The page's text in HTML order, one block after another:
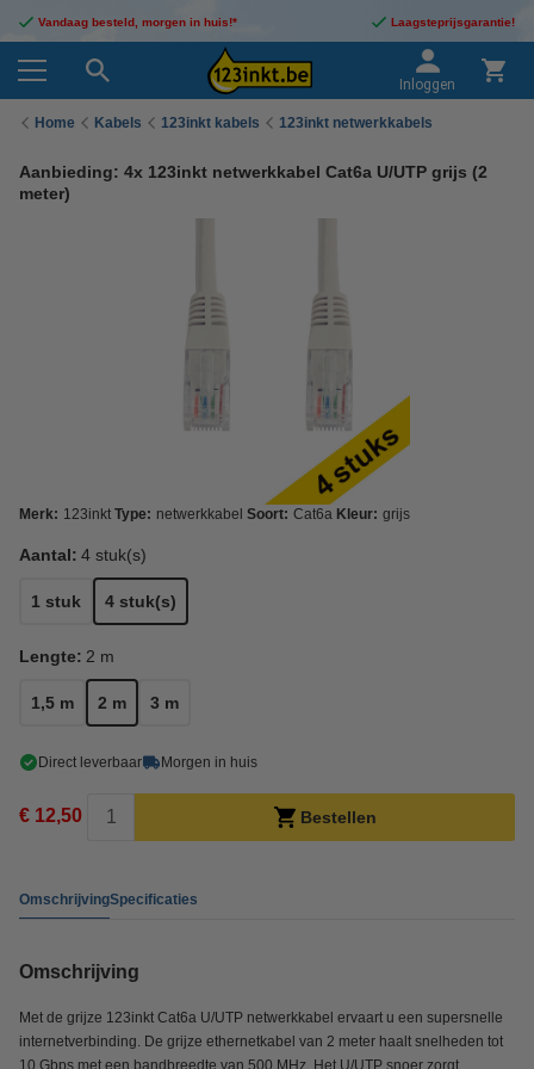
Vandaag besteld, morgen in huis!* Laagsteprijsgarantie!
Inloggen
Home Kabels 123inkt kabels 123inkt netwerkkabels
Aanbieding: 4x 123inkt netwerkkabel Cat6a U/UTP grijs (2
meter)
Merk: 123inkt Type: netwerkkabel Soort: Cat6a Kleur: grijs
Aantal: 4 stuk(s)
1 stuk 4 stuk(s)
Lengte: 2 m
1,5 m 2 m 3 m
Direct leverbaar Morgen in huis
€ 12,50 Bestellen
OmschrijvingSpecificaties
Omschrijving
Met de grijze 123inkt Cat6a U/UTP netwerkkabel ervaart u een supersnelle
internetverbinding. De grijze ethernetkabel van 2 meter haalt snelheden tot
10 Gbps met een bandbreedte van 500 MHz. Het U/UTP snoer zorgt